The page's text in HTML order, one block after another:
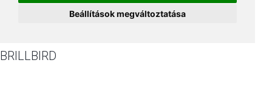
Beállítások megváltoztatása
BRILLBIRD